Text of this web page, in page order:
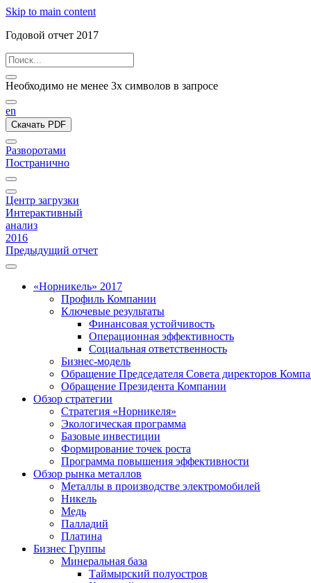
Skip to main content
Годовой отчет 2017
Необходимо не менее 3х символов в запросе
en
Скачать PDF
Разворотами
Постранично
Центр загрузки
Интерактивный
анализ
2016
Предыдущий отчет
«Норникель» 2017
Профиль Компании
Ключевые результаты
Финансовая устойчивость
Операционная эффективность
Социальная ответственность
Бизнес-модель
Обращение Председателя Совета директоров
Обращение Президента Компании
Обзор стратегии
Стратегия «Норникеля»
Экологическая программа
Базовые инвестиции
Формирование точек роста
Программа повышения эффективности
Обзор рынка металлов
Металлы в производстве электромобилей
Никель
Медь
Палладий
Платина
Бизнес Группы
Минеральная база
Таймырский полуостров